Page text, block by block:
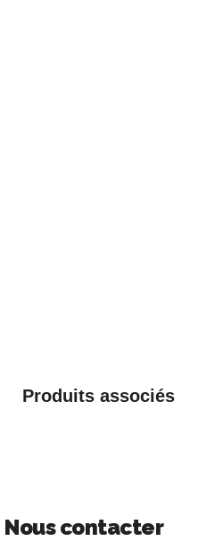
Produits associés
Nous contacter